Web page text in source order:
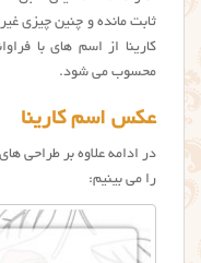
ثابت مانده و چنین چیزی
کارینا از اسم های با
محسوب می شود.
عکس اسم کارینا
در ادامه علاوه بر طراحی
را می بینیم: